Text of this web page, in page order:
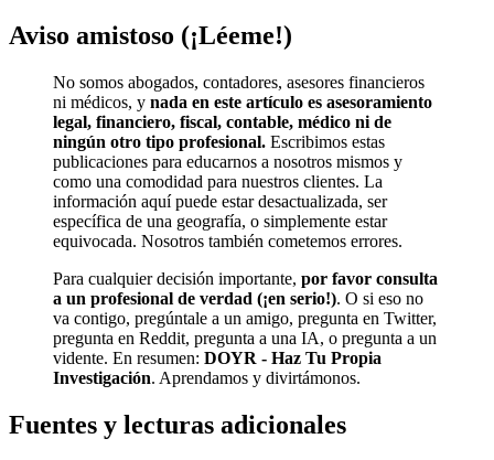
Aviso amistoso (¡Léeme!)
No somos abogados, contadores, asesores financieros
ni médicos, y nada en este artículo es asesoramiento
legal, financiero, fiscal, contable, médico ni de
ningún otro tipo profesional. Escribimos estas
publicaciones para educarnos a nosotros mismos y
como una comodidad para nuestros clientes. La
información aquí puede estar desactualizada, ser
específica de una geografía, o simplemente estar
equivocada. Nosotros también cometemos errores.
Para cualquier decisión importante, por favor consulta
a un profesional de verdad (¡en serio!). O si eso no
va contigo, pregúntale a un amigo, pregunta en Twitter,
pregunta en Reddit, pregunta a una IA, o pregunta a un
vidente. En resumen: DOYR - Haz Tu Propia
Investigación. Aprendamos y divirtámonos.
Fuentes y lecturas adicionales